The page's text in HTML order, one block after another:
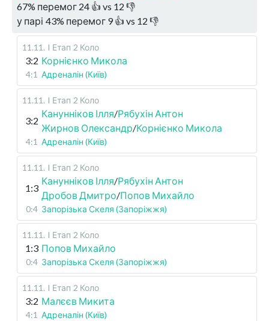
67% перемог 24 👍 vs 12 👎
у парі 43% перемог 9👍 vs 12 👎
11.11 . I Етап 2 Коло
3:2 Корнієнко Микола
4:1 Адреналін (Київ)
11.11 . I Етап 2 Коло
3:2
Канунніков Ілля/Рябухін Антон
Жирнов Олександр/Корнієнко Микола
4:1 Адреналін (Київ)
11.11 . I Етап 2 Коло
1:3
Канунніков Ілля/Рябухін Антон
Дробов Дмитро/Попов Михайло
0:4 Запорізька Скеля (Запоріжжя)
11.11 . I Етап 2 Коло
1:3 Попов Михайло
0:4 Запорізька Скеля (Запоріжжя)
11.11 . I Етап 2 Коло
3:2 Малєєв Микита
4:1 Адреналін (Київ)